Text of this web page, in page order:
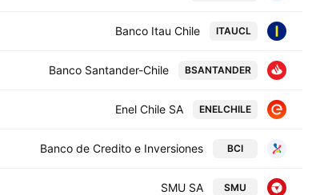
ITAUCL
Banco Itau Chile
BSANTANDER
Banco Santander-Chile
ENELCHILE
Enel Chile SA
BCI
Banco de Credito e Inversiones
SMU
SMU SA